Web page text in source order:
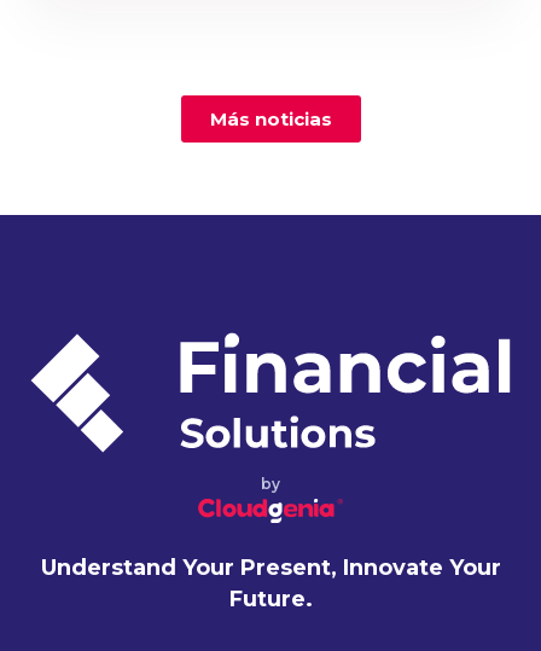
Más noticias
by
Understand Your Present, Innovate Your
Future.